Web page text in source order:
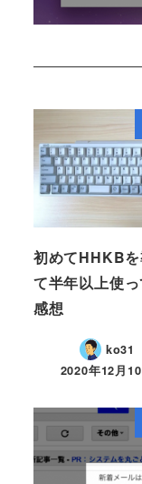
初めてHHKBを
て半年以上使
感想
ko31
2020年12月